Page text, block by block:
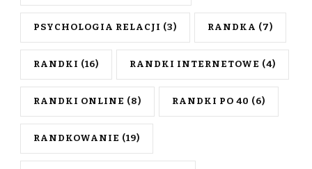
PSYCHOLOGIA RELACJI (3) RANDKA (7)
RANDKI (16) RANDKI INTERNETOWE (4)
RANDKI ONLINE (8) RANDKI PO 40 (6)
RANDKOWANIE (19)